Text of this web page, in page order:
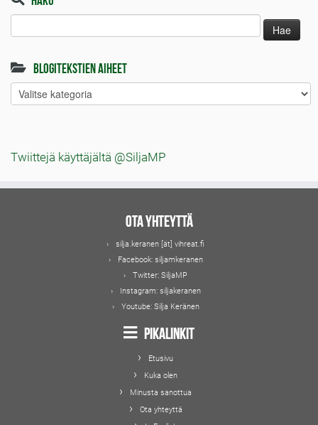
Blogitekstien aiheet
Blogitekstien
aiheet
Twiittejä käyttäjältä @SiljaMP
Ota yhteyttä
silja.keranen [ät] vihreat.fi
Facebook: siljamkeranen
Twitter: SiljaMP
Instagram: siljakeranen
Youtube: Silja Keränen
Pikalinkit
Etusivu
Kuka olen
Minusta sanottua
Ota yhteyttä